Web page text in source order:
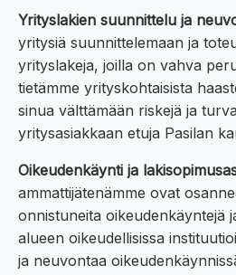
Yrityslakien suunnittelu ja
yritysiä suunnittelemaan ja
yrityslakeja, joilla on vahva
tietämme yrityskohtaisista
sinua välttämään riskejä ja
yritysasiakkaan etuja Pasilan
Oikeudenkäynti ja
ammattijätenämme ovat
onnistuneita oikeudenkäyntejä
alueen oikeudellisissa
ja neuvontaa